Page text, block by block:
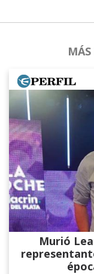
Murió